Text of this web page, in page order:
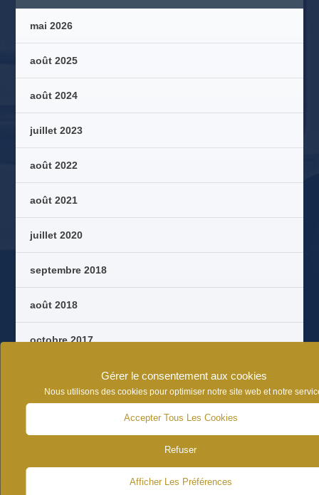
Gérer le consentement aux cookies
Nous utilisons des cookies pour optimiser notre site web et notre
Accepter Tous Les Cookies
Refuser
Afficher Les Préférences
mai 2026
août 2025
août 2024
juillet 2023
août 2022
août 2021
juillet 2020
septembre 2018
août 2018
octobre 2017
septembre 2017